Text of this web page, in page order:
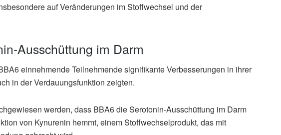
auf Veränderungen im Stoffwechsel und der
Ausschüttung im Darm
einnehmende Teilnehmende signifikante Verbesserungen in ihrer
in der Verdauungsfunktion zeigten.
werden, dass BBA6 die Serotonin-Ausschüttung im Darm
von Kynurenin hemmt, einem Stoffwechselprodukt, das mit